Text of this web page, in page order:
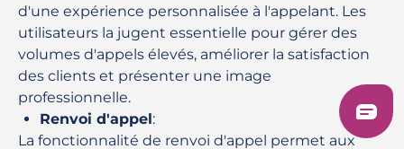
d'une expérience personnalisée à l'appelant. Les
utilisateurs la jugent essentielle pour gérer des
volumes d'appels élevés, améliorer la satisfaction
des clients et présenter une image
professionnelle.
Renvoi d'appel:
La fonctionnalité de renvoi d'appel permet aux